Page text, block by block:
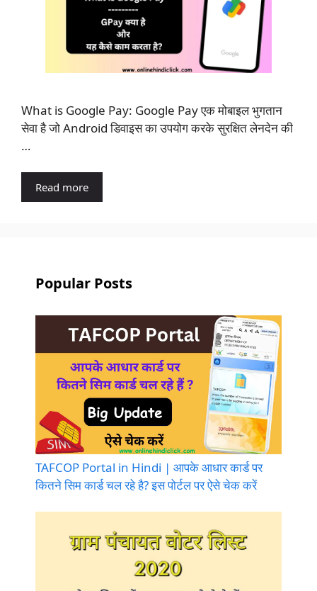
What is Google Pay: Google Pay एक मोबाइल भुगतान
सेवा है जो Android डिवाइस का उपयोग करके सुरक्षित लेनदेन की
…
Read more
Popular Posts
TAFCOP Portal in Hindi | आपके आधार कार्ड पर
कितने सिम कार्ड चल रहे है? इस पोर्टल पर ऐसे चेक करें